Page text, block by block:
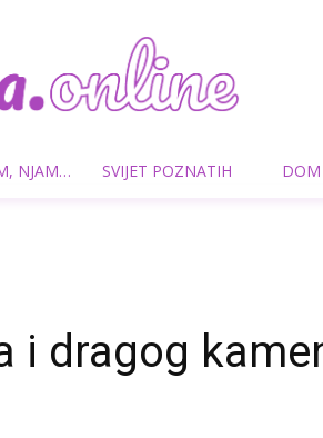
Frendica.online
NJAM… SVIJET POZNATIH DOM
i dragog